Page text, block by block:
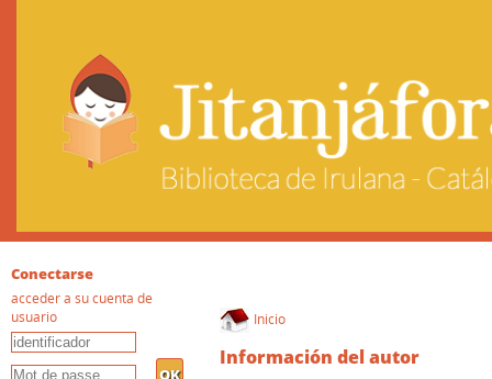
Inicio
Información del autor
Conectarse
acceder a su cuenta de
usuario